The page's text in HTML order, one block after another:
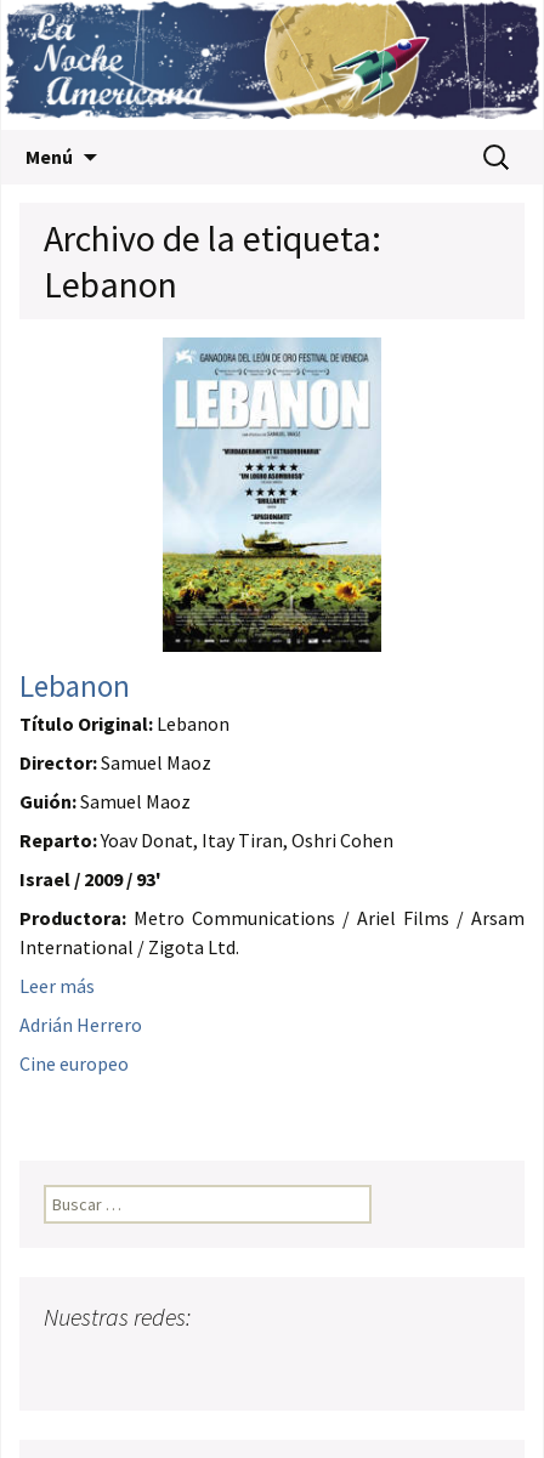
Menú Buscar:
Archivo de la etiqueta:
Lebanon
Lebanon
Título Original: Lebanon
Director:Samuel Maoz
Guión:Samuel Maoz
Reparto:Yoav Donat, Itay Tiran, Oshri Cohen
Israel / 2009 / 93'
Productora: Metro Communications / Ariel Films / Arsam
International / Zigota Ltd.
Leer más
Adrián Herrero
Cine europeo
Buscar:
Nuestras redes: